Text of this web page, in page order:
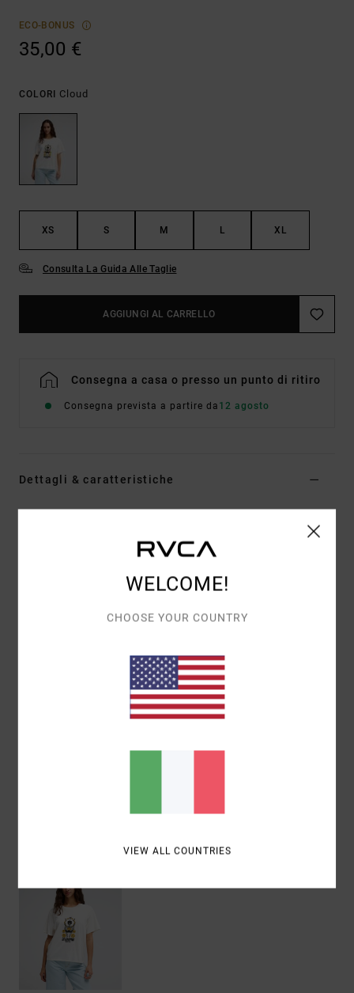
ECO-BONUS
35,00 €
COLORI Cloud
XS S M L XL
Consulta La Guida Alle Taglie
AGGIUNGI AL CARRELLO
Consegna a casa o presso un punto di ritiro
Consegna prevista a partire da 12 agosto
Dettagli & caratteristiche
Codice colore
cotone biologico [160 g/m2]
[Tessuto principale] 100% cotone
WELCOME!
CHOOSE YOUR COUNTRY
VIEW ALL COUNTRIES